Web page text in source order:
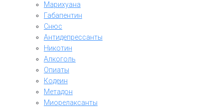
Марихуана
Габапентин
Снюс
Антидепрессанты
Никотин
Алкоголь
Опиаты
Кодеин
Метадон
Миорелаксанты